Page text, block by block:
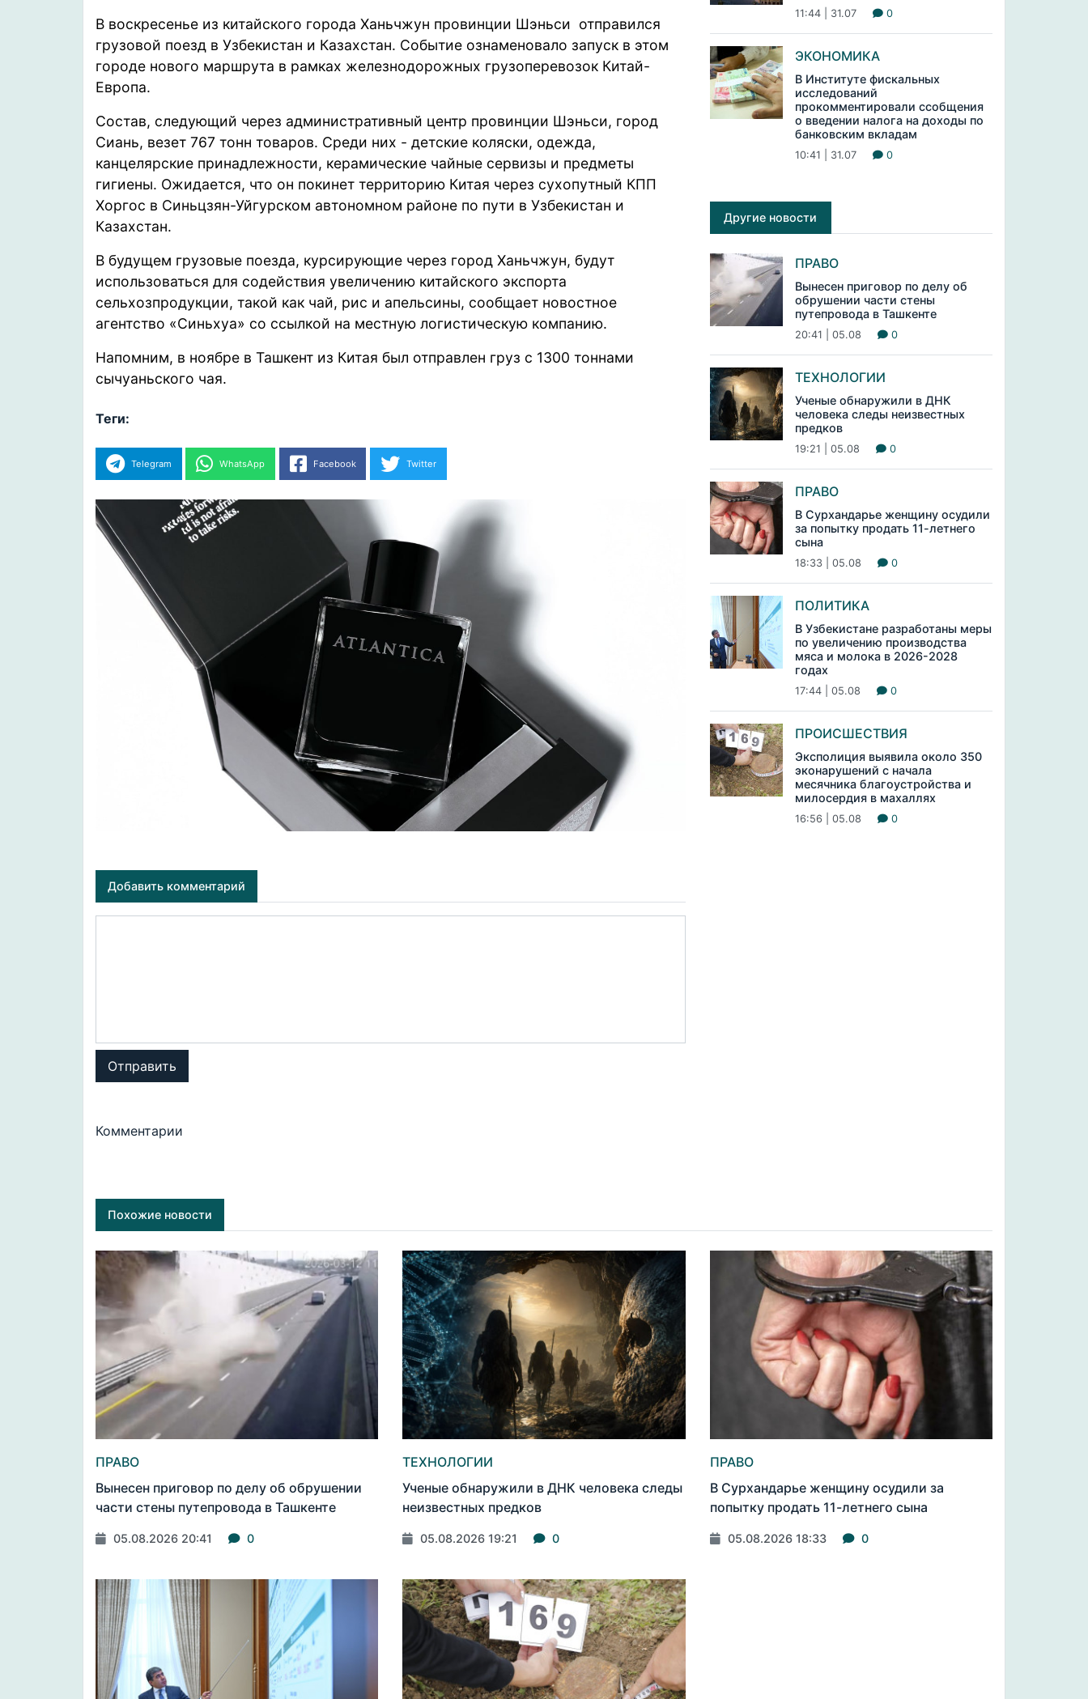
В воскресенье из китайского города Ханьчжун провинции Шэньси отправился
грузовой поезд в Узбекистан и Казахстан. Событие ознаменовало запуск в этом
городе нового маршрута в рамках железнодорожных грузоперевозок Китай-
Европа.
Состав, следующий через административный центр провинции Шэньси, город
Сиань, везет 767 тонн товаров. Среди них - детские коляски, одежда,
канцелярские принадлежности, керамические чайные сервизы и предметы
гигиены. Ожидается, что он покинет территорию Китая через сухопутный КПП
Хоргос в Синьцзян-Уйгурском автономном районе по пути в Узбекистан и
Казахстан.
В будущем грузовые поезда, курсирующие через город Ханьчжун, будут
использоваться для содействия увеличению китайского экспорта
сельхозпродукции, такой как чай, рис и апельсины, сообщает новостное
агентство «Синьхуа» со ссылкой на местную логистическую компанию.
Напомним, в ноябре в Ташкент из Китая был отправлен груз с 1300 тоннами
сычуаньского чая.
Теги:
Telegram WhatsApp Facebook Twitter
Добавить комментарий
Отправить
Комментарии
11:44 | 31.07 0
ЭКОНОМИКА
В Институте фискальных
исследований
прокомментировали ссобщения
о введении налога на доходы по
банковским вкладам
10:41 | 31.07 0
Другие новости
ПРАВО
Вынесен приговор по делу об
обрушении части стены
путепровода в Ташкенте
20:41 | 05.08 0
ТЕХНОЛОГИИ
Ученые обнаружили в ДНК
человека следы неизвестных
предков
19:21 | 05.08 0
ПРАВО
В Сурхандарье женщину осудили
за попытку продать 11-летнего
сына
18:33 | 05.08 0
ПОЛИТИКА
В Узбекистане разработаны меры
по увеличению производства
мяса и молока в 2026-2028
годах
17:44 | 05.08 0
ПРОИСШЕСТВИЯ
Эксполиция выявила около 350
эконарушений с начала
месячника благоустройства и
милосердия в махаллях
16:56 | 05.08 0
Похожие новости
ПРАВО
Вынесен приговор по делу об обрушении
части стены путепровода в Ташкенте
05.08.2026 20:41 0
ТЕХНОЛОГИИ
Ученые обнаружили в ДНК человека следы
неизвестных предков
05.08.2026 19:21 0
ПРАВО
В Сурхандарье женщину осудили за
попытку продать 11-летнего сына
05.08.2026 18:33 0